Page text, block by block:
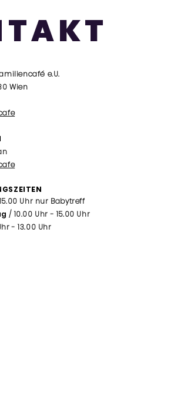
e.U.
Wien
Uhr nur Babytreff
/ 10.00 Uhr - 15.00 Uhr
- 13.00 Uhr